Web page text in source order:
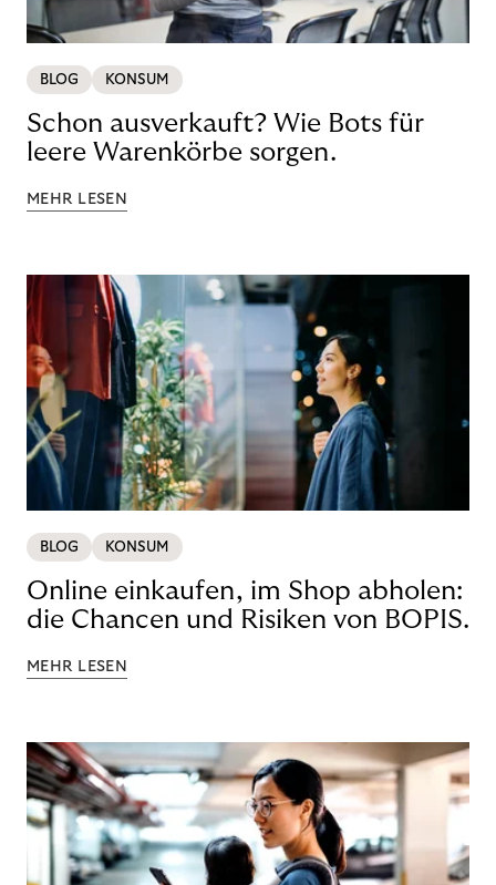
BLOG KONSUM
Schon ausverkauft? Wie Bots für
leere Warenkörbe sorgen.
MEHR LESEN
BLOG KONSUM
Online einkaufen, im Shop abholen:
die Chancen und Risiken von BOPIS.
MEHR LESEN